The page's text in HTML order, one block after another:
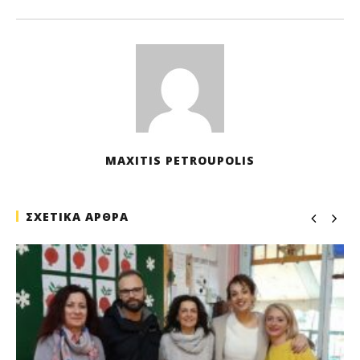
MAXITIS PETROUPOLIS
ΣΧΕΤΙΚΑ ΑΡΘΡΑ